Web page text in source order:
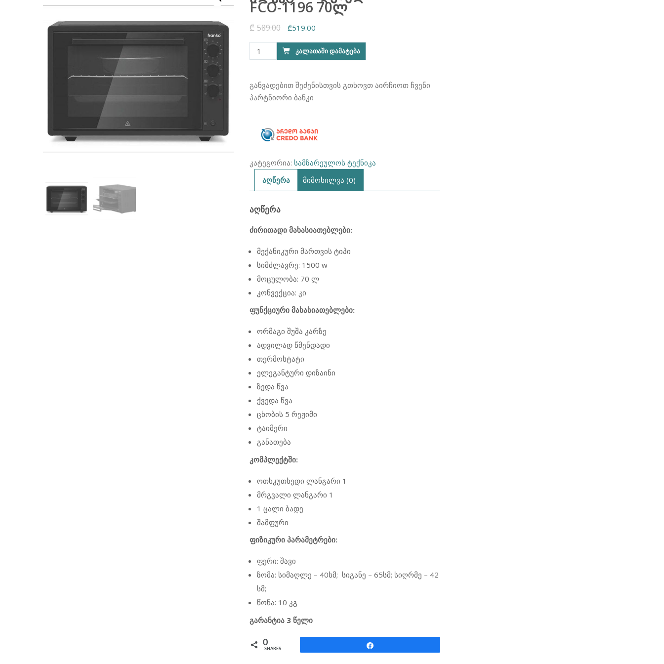
FCO-1196 70ლ
₾ 589.00
Original
price
was:
₾519.00
price
is:
რაოდენობა:
ელექტრო
FRANKO
FCO-
ᲙᲐᲚᲐᲗᲐᲨᲘ ᲓᲐᲛᲐᲢᲔᲑᲐ
განვადებით შეძენისთვის გთხოვთ აირჩიოთ ჩვენი
პარტნიორი ბანკი
კატეგორია: სამზარეულოს ტექნიკა
აღწერა
მიმოხილვა (0)
ᲐᲦᲬᲔᲠᲐ
ძირითადი მახასიათებლები:
მექანიკური მართვის ტიპი
სიმძლავრე: 1500 w
მოცულობა: 70 ლ
კონვექცია: კი
ფუნქციური მახასიათებლები:
ორმაგი შუშა კარზე
ადვილად წმენდადი
თერმოსტატი
ელეგანტური დიზაინი
ზედა წვა
ქვედა წვა
ცხობის 5 რეჟიმი
ტაიმერი
განათება
კომპლექტში:
ოთხკუთხედი ლანგარი 1
მრგვალი ლანგარი 1
1 ცალი ბადე
შამფური
ფიზიკური პარამეტრები:
ფერი: შავი
ზომა: სიმაღლე – 40სმ; სიგანე – 65სმ; სიღრმე – 42
სმ;
წონა: 10 კგ
გარანტია 3 წელი
0
SHARES